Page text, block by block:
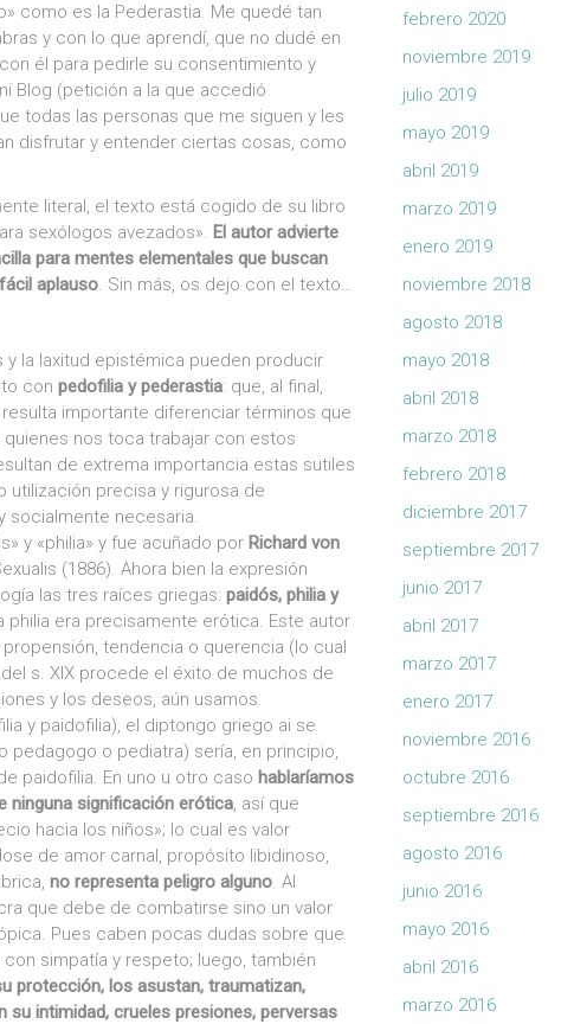
como es la Pederastia. Me quedé tan
y con lo que aprendí, que no dudé en
él para pedirle su consentimiento y
Blog (petición a la que accedió
todas las personas que me siguen y les
disfrutar y entender ciertas cosas, como
literal, el texto está cogido de su libro
sexólogos avezados». El autor advierte
para mentes elementales que buscan
aplauso. Sin más, os dejo con el texto…
la laxitud epistémica pueden producir
con pedofilia y pederastia: que, al final,
resulta importante diferenciar términos que
quienes nos toca trabajar con estos
de extrema importancia estas sutiles
utilización precisa y rigurosa de
socialmente necesaria.
y «philia» y fue acuñado por Richard von
(1886). Ahora bien la expresión
las tres raíces griegas: paidós, philia y
philia era precisamente erótica. Este autor
tendencia o querencia (lo cual
s. XIX procede el éxito de muchos de
y los deseos, aún usamos.
y paidofilia), el diptongo griego ai se
pedagogo o pediatra) sería, en principio,
paidofilia. En uno u otro caso hablaríamos
ninguna significación erótica, así que
hacia los niños»; lo cual es valor
de amor carnal, propósito libidinoso,
no representa peligro alguno. Al
que debe de combatirse sino un valor
Pues caben pocas dudas sobre que
simpatía y respeto; luego, también
protección, los asustan, traumatizan,
intimidad, crueles presiones, perversas
febrero 2020
noviembre 2019
julio 2019
mayo 2019
abril 2019
marzo 2019
enero 2019
noviembre 2018
agosto 2018
mayo 2018
abril 2018
marzo 2018
febrero 2018
diciembre 2017
septiembre 2017
junio 2017
abril 2017
marzo 2017
enero 2017
noviembre 2016
octubre 2016
septiembre 2016
agosto 2016
junio 2016
mayo 2016
abril 2016
marzo 2016